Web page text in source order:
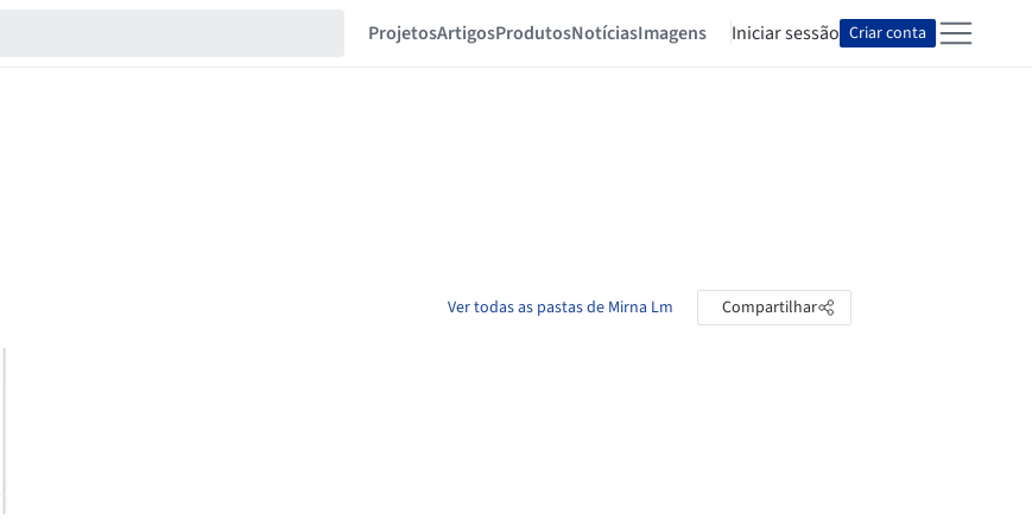
ProjetosArtigosProdutosNotíciasImagens Iniciar sessão Criar conta
Ver todas as pastas de Mirna Lm Compartilhar